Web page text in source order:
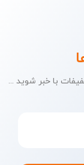
با خبر شوید ...